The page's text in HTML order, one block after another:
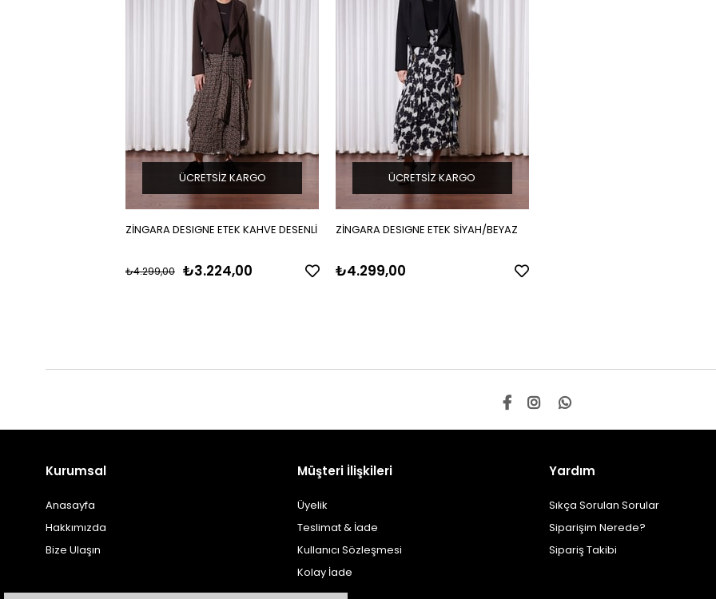
ZİNGARA DESIGNE ETEK KAHVE DESENLİ
₺3.224,00
₺4.299,00
ÜCRETSIZ KARGO
ZİNGARA DESIGNE ETEK SİYAH/BEYAZ
₺4.299,00
ÜCRETSIZ KARGO
Kurumsal
Anasayfa
Hakkımızda
Bize Ulaşın
Müşteri İlişkileri
Üyelik
Teslimat & İade
Kullanıcı Sözleşmesi
Kolay İade
Yardım
Sıkça Sorulan Sorular
Siparişim Nerede?
Sipariş Takibi